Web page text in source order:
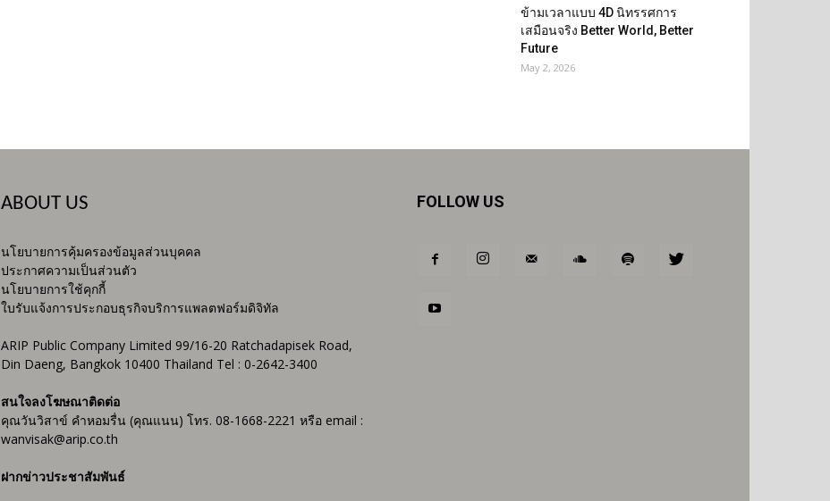
ข้ามเวลาแบบ 4D นิทรรศการ
เสมือนจริง Better World, Better
Future
May 2, 2026
ABOUT US
นโยบายการคุ้มครองข้อมูลส่วนบุคคล
ประกาศความเป็นส่วนตัว
นโยบายการใช้คุกกี้
ใบรับแจ้งการประกอบธุรกิจบริการแพลตฟอร์มดิจิทัล
ARIP Public Company Limited 99/16-20 Ratchadapisek Road,
Din Daeng, Bangkok 10400 Thailand Tel : 0-2642-3400
สนใจลงโฆษณาติดต่อ
คุณวันวิสาข์ คำหอมรื่น (คุณแนน) โทร. 08-1668-2221 หรือ email :
wanvisak@arip.co.th
ฝากข่าวประชาสัมพันธ์
FOLLOW US